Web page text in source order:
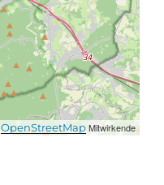
OpenStreetMapMitwirkende